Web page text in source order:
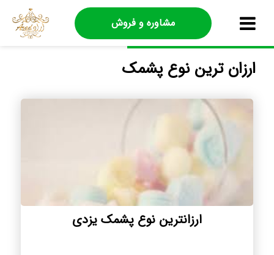
مشاوره و فروش
ارزان ترین نوع پشمک
ارزانترین نوع پشمک یزدی